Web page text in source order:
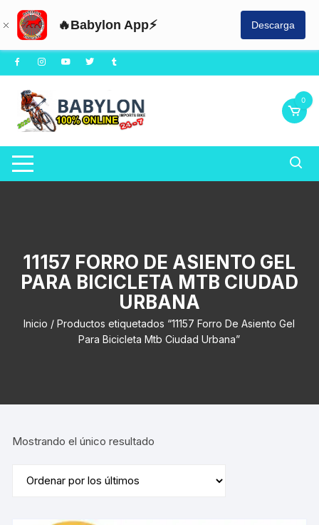
🔥Babylon App⚡ Descarga
Saltar
al
contenido
0
11157 FORRO DE ASIENTO GEL
PARA BICICLETA MTB CIUDAD
URBANA
Inicio / Productos etiquetados “11157 Forro De Asiento Gel
Para Bicicleta Mtb Ciudad Urbana”
Mostrando el único resultado